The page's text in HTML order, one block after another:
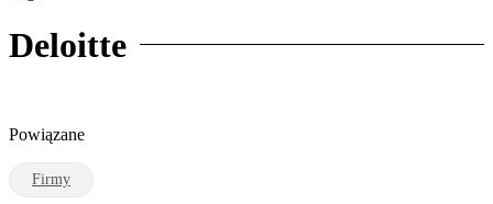
Deloitte
Powiązane
Firmy